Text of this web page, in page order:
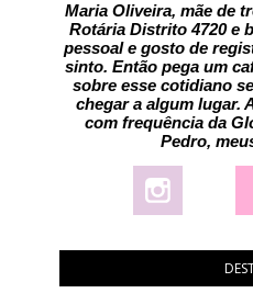
Maria Oliveira, mãe de
Rotária Distrito 4720 e
pessoal e gosto de
sinto. Então pega um
sobre esse cotidiano
chegar a algum lugar.
com frequência da
Pedro,